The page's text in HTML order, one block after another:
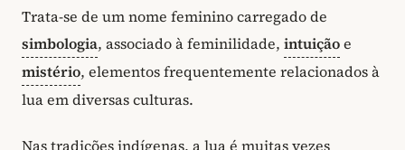
Trata-se de um nome feminino carregado de
simbologia, associado à feminilidade, intuiçãoe
mistério, elementos frequentemente relacionados à
lua em diversas culturas.
Nas tradições indígenas, a lua é muitas vezes